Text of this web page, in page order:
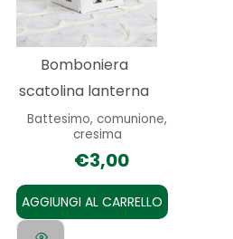
Bomboniera
scatolina lanterna
Battesimo, comunione,
cresima
€3,00
AGGIUNGI AL CARRELLO